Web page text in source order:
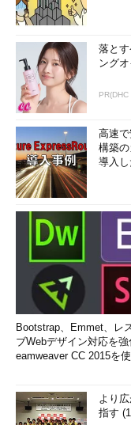
落と
ングオ
高速
構築
導入
Bootstrap、Emmet、レ
ブWebデザイン対応を
eamweaver CC 2015を
より
指す